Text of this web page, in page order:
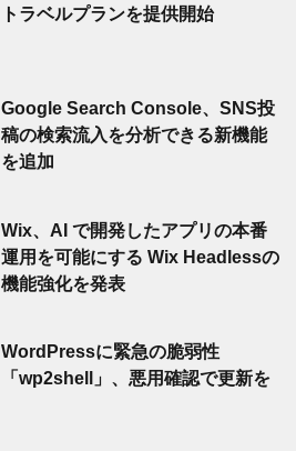
トラベルプランを提供開始
Google Search Console、SNS投
稿の検索流入を分析できる新機能
を追加
Wix、AI で開発したアプリの本番
運用を可能にする Wix Headlessの
機能強化を発表
WordPressに緊急の脆弱性
「wp2shell」、悪用確認で更新を